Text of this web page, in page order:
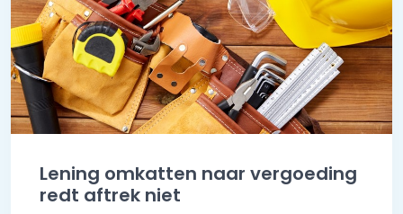
Lening omkatten naar vergoeding
redt aftrek niet